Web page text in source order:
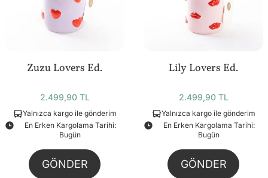
Zuzu Lovers Ed.
2.499,90 TL
Yalnızca kargo ile gönderim
En Erken Kargolama Tarihi:
Bugün
GÖNDER
Lily Lovers Ed.
2.499,90 TL
Yalnızca kargo ile gönderim
En Erken Kargolama Tarihi:
Bugün
GÖNDER